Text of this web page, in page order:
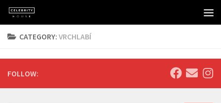
Skip to content
CATEGORY: VRCHLABÍ
FOLLOW: